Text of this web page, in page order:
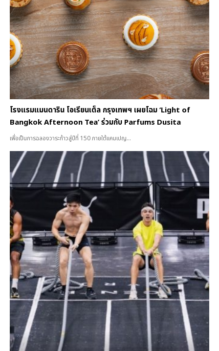
โรงแรมแมนดาริน โอเรียนเต็ล กรุงเทพฯ เผยโฉม ‘Light of
Bangkok Afternoon Tea’ ร่วมกับ Parfums Dusita
เพื่อเป็นการฉลองวาระก้าวสู่ปีที่ 150 ภายใต้แคมเปญ...